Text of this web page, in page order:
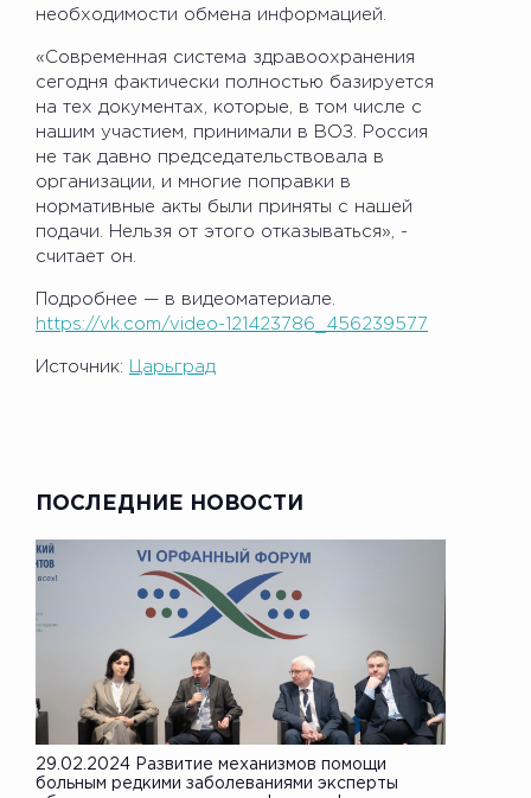
необходимости обмена информацией.
«Современная система здравоохранения
сегодня фактически полностью базируется
на тех документах, которые, в том числе с
нашим участием, принимали в ВОЗ. Россия
не так давно председательствовала в
организации, и многие поправки в
нормативные акты были приняты с нашей
подачи. Нельзя от этого отказываться», -
считает он.
Подробнее — в видеоматериале.
https://vk.com/video-121423786_456239577
Источник: Царьград
ПОСЛЕДНИЕ НОВОСТИ
29.02.2024 Развитие механизмов помощи
больным редкими заболеваниями эксперты